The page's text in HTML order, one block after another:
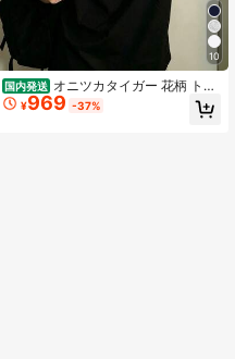
10
国内発送 オニツカタイガー 花柄 トラ
T シャツ レディース 半袖 綿 ホワイ
ト オーバーサイズ カジュアル おし
¥969 -37%